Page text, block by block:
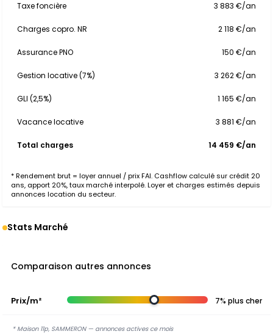
Taxe foncière 3 883 €/an
Charges copro. NR 2 118 €/an
Assurance PNO 150 €/an
Gestion locative (7%) 3 262 €/an
GLI (2,5%) 1 165 €/an
Vacance locative 3 881 €/an
Total charges 14 459 €/an
* Rendement brut = loyer annuel / prix FAI. Cashflow calculé sur crédit 20
ans, apport 20%, taux marché interpolé. Loyer et charges estimés depuis
annonces location du secteur.
Stats Marché
Comparaison autres annonces
Prix/m² 7% plus cher
* Maison 11p, SAMMERON — annonces actives ce mois